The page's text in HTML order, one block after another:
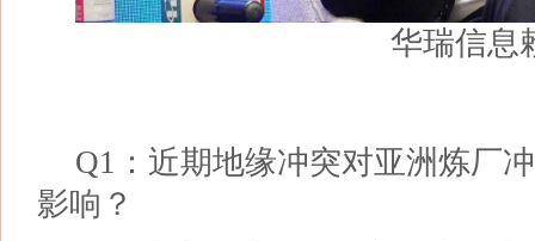
华瑞信息
Q1：近期地缘冲突对亚洲炼厂
影响？